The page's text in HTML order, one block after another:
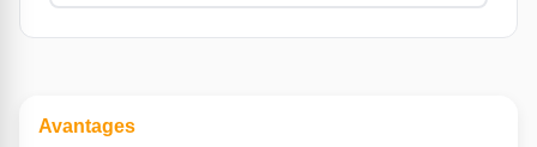
Avantages